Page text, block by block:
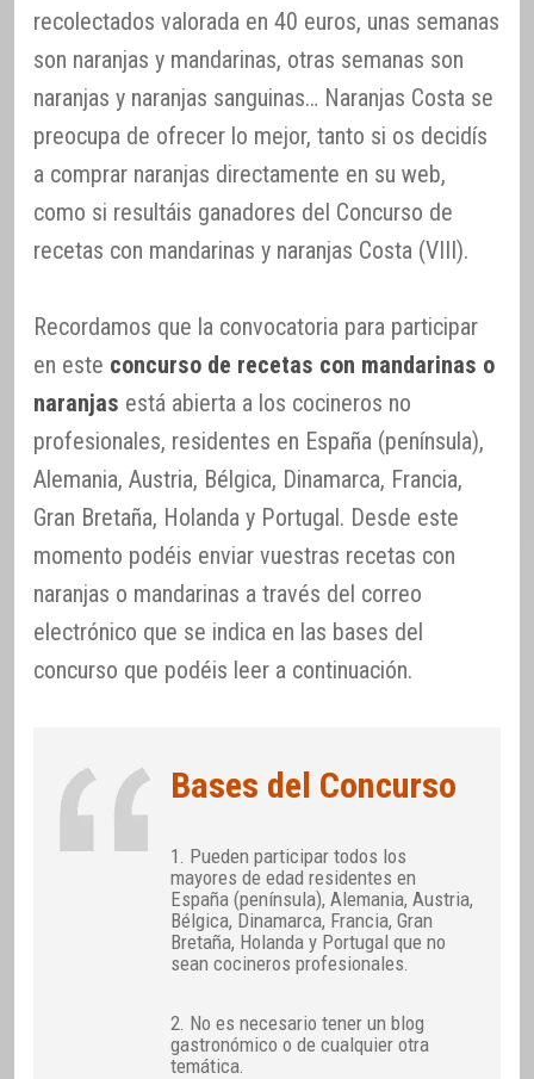
recolectados valorada en 40 euros, unas semanas
son naranjas y mandarinas, otras semanas son
naranjas y naranjas sanguinas… Naranjas Costa se
preocupa de ofrecer lo mejor, tanto si os decidís
a comprar naranjas directamente en su web,
como si resultáis ganadores del Concurso de
recetas con mandarinas y naranjas Costa (VIII).
Recordamos que la convocatoria para participar
en este concurso de recetas con mandarinas o
naranjas está abierta a los cocineros no
profesionales, residentes en España (península),
Alemania, Austria, Bélgica, Dinamarca, Francia,
Gran Bretaña, Holanda y Portugal. Desde este
momento podéis enviar vuestras recetas con
naranjas o mandarinas a través del correo
electrónico que se indica en las bases del
concurso que podéis leer a continuación.
Bases del Concurso
1. Pueden participar todos los
mayores de edad residentes en
España (península), Alemania, Austria,
Bélgica, Dinamarca, Francia, Gran
Bretaña, Holanda y Portugal que no
sean cocineros profesionales.
2. No es necesario tener un blog
gastronómico o de cualquier otra
temática.